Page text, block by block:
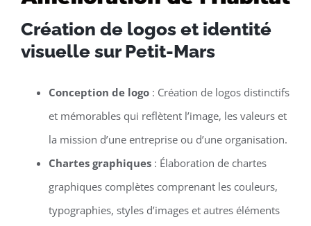
Création de logos et identité
visuelle sur Petit-Mars
Conception de logo: Création de logos distinctifs
et mémorables qui reflètent l’image, les valeurs et
la mission d’une entreprise ou d’une organisation.
Chartes graphiques: Élaboration de chartes
graphiques complètes comprenant les couleurs,
typographies, styles d’images et autres éléments